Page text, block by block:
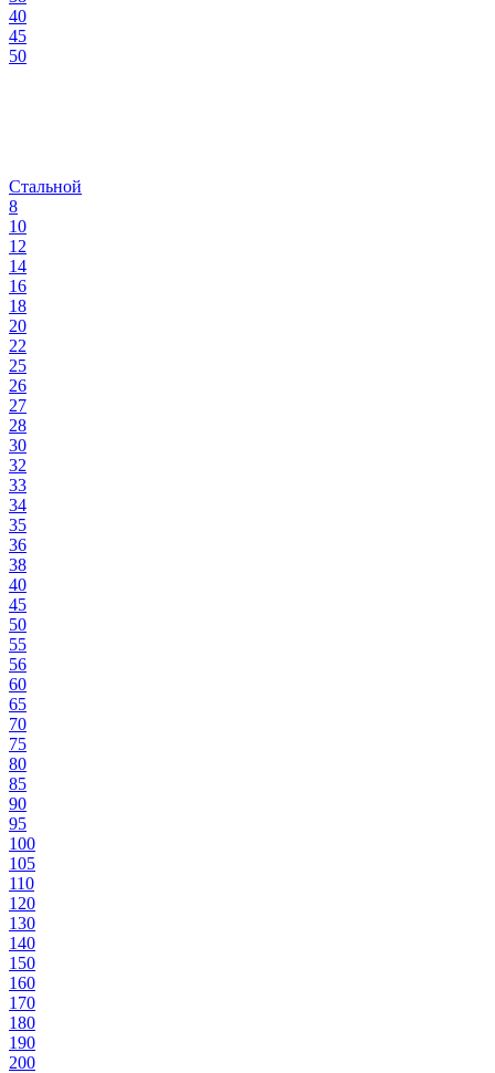
40
45
50
Стальной
8
10
12
14
16
18
20
22
25
26
27
28
30
32
33
34
35
36
38
40
45
50
55
56
60
65
70
75
80
85
90
95
100
105
110
120
130
140
150
160
170
180
190
200